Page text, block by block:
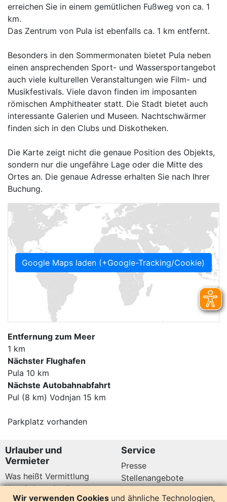
erreichen Sie in einem gemütlichen Fußweg von ca. 1
km.
Das Zentrum von Pula ist ebenfalls ca. 1 km entfernt.
Besonders in den Sommermonaten bietet Pula neben
einen ansprechenden Sport- und Wassersportangebot
auch viele kulturellen Veranstaltungen wie Film- und
Musikfestivals. Viele davon finden im imposanten
römischen Amphitheater statt. Die Stadt bietet auch
interessante Galerien und Museen. Nachtschwärmer
finden sich in den Clubs und Diskotheken.
Die Karte zeigt nicht die genaue Position des Objekts,
sondern nur die ungefähre Lage oder die Mitte des
Ortes an. Die genaue Adresse erhalten Sie nach Ihrer
Buchung.
Google Maps laden (+Google-Tracking/Cookie)
Entfernung zum Meer
1 km
Nächster Flughafen
Pula 10 km
Nächste Autobahnabfahrt
Pul (8 km) Vodnjan 15 km
Parkplatz vorhanden
Urlauber und
Vermieter
Was heißt Vermittlung
Vermittlungsbedingungen
Service
Presse
Stellenangebote
Wir verwenden Cookies und ähnliche Technologien,